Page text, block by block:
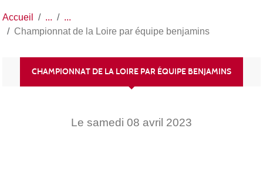
Accueil
Championnat de la Loire par équipe benjamins
CHAMPIONNAT DE LA LOIRE PAR ÉQUIPE BENJAMINS
Le samedi 08 avril 2023